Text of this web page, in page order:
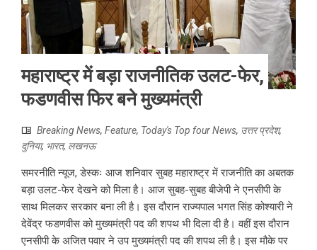
महाराष्ट्र में बड़ा राजनीतिक उलट-फेर,
फडणवीस फिर बने मुख्यमंत्री
Breaking News, Feature, Today's Top four News, उत्तर प्रदेश,
दुनिया, भारत, लखनऊ
समरनीति न्यूज, डेस्कः आज शनिवार सुबह महाराष्ट्र में राजनीति का अबतक
बड़ा उलट-फेर देखने को मिला है। आज सुबह-सुबह बीजेपी ने एनसीपी के
साथ मिलकर सरकार बना ली है। इस दौरान राज्यपाल भगत सिंह कोश्यारी ने
देवेंद्र फडणवीस को मुख्यमंत्री पद की शपथ भी दिला दी है। वहीं इस दौरान
एनसीपी के अजित पवार ने उप मुख्यमंत्री पद की शपथ ली है। इस मौके पर